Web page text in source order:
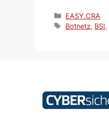
Kategorien
EASY.CRA
Schlagwörter
Botnetz, BSI,